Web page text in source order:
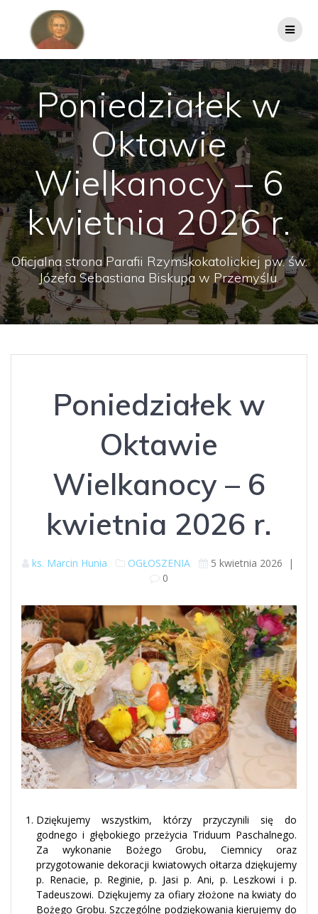
Poniedziałek w
Oktawie
Wielkanocy – 6
kwietnia 2026 r.
Oficjalna strona Parafii Rzymskokatolickiej pw. św.
Józefa Sebastiana Biskupa w Przemyślu.
Poniedziałek w
Oktawie
Wielkanocy – 6
kwietnia 2026 r.
ks. Marcin Hunia OGŁOSZENIA 5 kwietnia 2026 |
0
Dziękujemy wszystkim, którzy przyczynili się do
godnego i głębokiego przeżycia Triduum Paschalnego.
Za wykonanie Bożego Grobu, Ciemnicy oraz
przygotowanie dekoracji kwiatowych ołtarza dziękujemy
p. Renacie, p. Reginie, p. Jasi p. Ani, p. Leszkowi i p.
Tadeuszowi. Dziękujemy za ofiary złożone na kwiaty do
Bożego Grobu. Szczególne podziękowania kierujemy do